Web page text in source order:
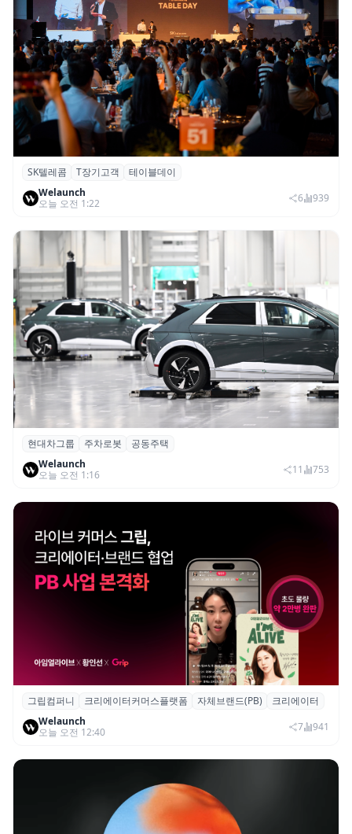
SK텔레콤, ‘T 장기고객 프로그램 테이블 데
이’ 서울 행사 성료
SK텔레콤 T장기고객
테이블데이
Welaunch
오늘 오전 1:22
6 939
현대차그룹, 아파트 단지 내 공동주택 주차
로봇 실증 추진
현대차그룹 주차로봇
공동주택
Welaunch
오늘 오전 1:16
11 753
그립, 크리에이터·브랜드 협업 브랜드(PB)
진행...첫 콜라보 2시간 만에 완판
그립컴퍼니 크리에이터커머스플랫폼 자체브랜드(PB)
크리에이터
Welaunch
오늘 오전 12:40
7 941